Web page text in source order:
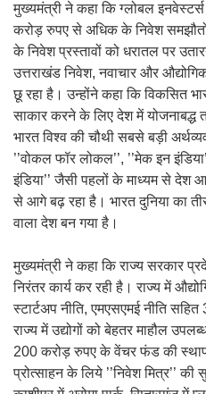
मुख्यमंत्री ने कहा कि ग्लोबल
करोड़ रुपए से अधिक के निवेश
के निवेश प्रस्तावों को धरातल पर
उत्तराखंड निवेश, नवाचार और
छू रहा है। उन्होंने कहा कि विकसित
साकार करने के लिए देश में
भारत विश्व की चौथी सबसे बड़ी
’’वोकल फॉर लोकल’’, ’’मेक इन
इंडिया’’ जैसी पहलों के माध्यम से देश
से आगे बढ़ रहा है। भारत दुनिया का
वाला देश बन गया है।
मुख्यमंत्री ने कहा कि राज्य सरकार
निरंतर कार्य कर रही है। राज्य में
स्टार्टअप नीति, एमएसएमई नीति
राज्य में उद्योगों को बेहतर माहौल
200 करोड़ रुपए के वेंचर फंड की
प्रोत्साहन के लिये ’’निवेश मित्र’’ की